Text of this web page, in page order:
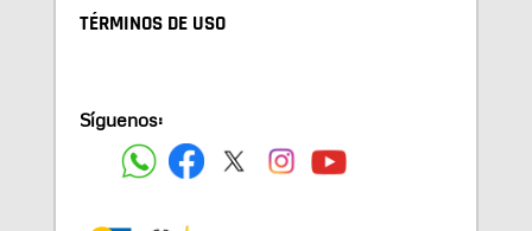
TÉRMINOS DE USO
Síguenos: